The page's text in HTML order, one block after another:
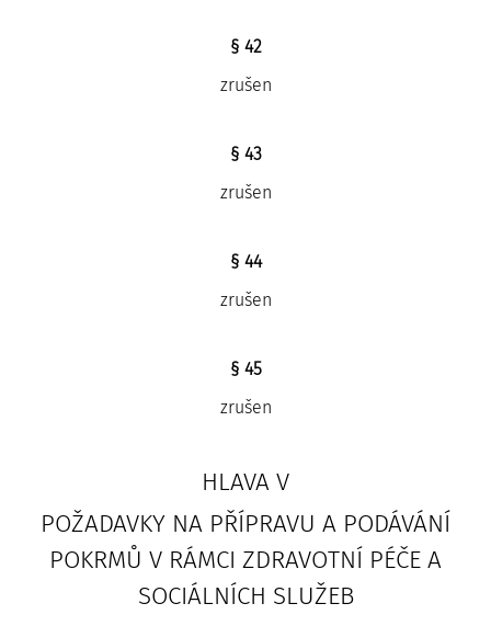
§ 42
zrušen
§ 43
zrušen
§ 44
zrušen
§ 45
zrušen
HLAVA V
POŽADAVKY NA PŘÍPRAVU A PODÁVÁNÍ
POKRMŮ V RÁMCI ZDRAVOTNÍ PÉČE A
SOCIÁLNÍCH SLUŽEB